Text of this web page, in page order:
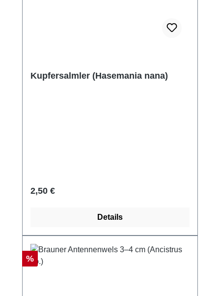
Kupfersalmler (Hasemania nana)
Regulärer Preis:
2,50 €
Details
Rabatt
%